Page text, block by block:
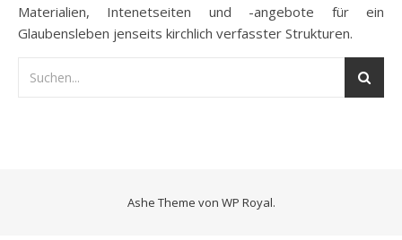
Materialien, Intenetseiten und -angebote für ein
Glaubensleben jenseits kirchlich verfasster Strukturen.
Ashe Theme von WP Royal.